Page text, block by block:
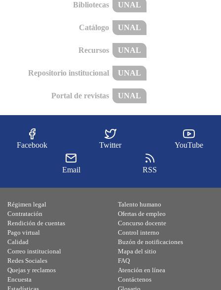
Bibliotecas UNAL
Catálogo UNAL
Recursos UNAL
Repositorio institucional UNAL
Portal de revistas UNAL
Facebook Twitter YouTube
Email RSS
Régimen legal
Contratación
Rendición de cuentas
Pago virtual
Calidad
Talento humano
Ofertas de empleo
Concurso docente
Control interno
Buzón de notificaciones
Correo institucional
Redes Sociales
Quejas y reclamos
Encuesta
Mapa del sitio
FAQ
Atención en línea
Contáctenos